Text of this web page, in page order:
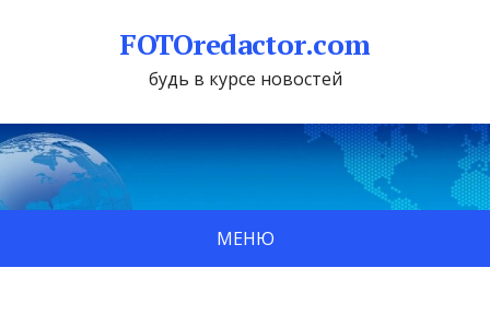
FOTOredactor.com
будь в курсе новостей
МЕНЮ